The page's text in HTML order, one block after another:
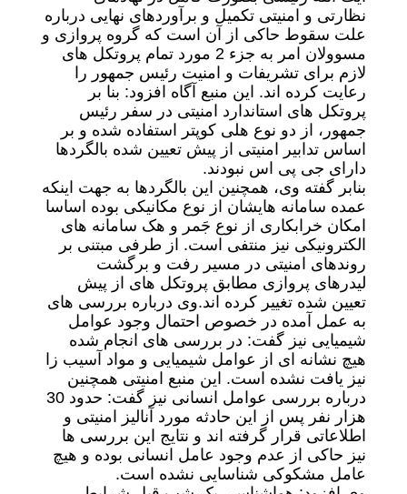
نظارتی و امنیتی تکمیل و برآوردهای نهایی درباره
علت سقوط حاکی از آن است که گروه پروازی و
مسوولان امر به جزء 2 مورد تمام پروتکل های
لازم برای تشریفات و امنیت رئیس جمهور را
رعایت کرده اند. این منبع آگاه افزود: بنا بر
پروتکل های استاندارد امنیتی در سفر رئیس
جمهور، از دو نوع هلی کوپتر استفاده شده و بر
اساس تدابیر امنیتی از پیش تعیین شده بالگردها
دارای جی پی اس نبودند.
بنابر گفته وی، همچنین این بالگردها به جهت اینکه
عمده سامانه هایشان از نوع مکانیکی بوده اساسا
امکان خرابکاری از نوع جَمر و هک سامانه های
الکترونیکی نیز منتفی است. از طرفی مبتنی بر
روندهای امنیتی در مسیر رفت و برگشت
لیدرهای پروازی مطابق پروتکل های از پیش
تعیین شده تغییر کرده اند.وی درباره بررسی های
به عمل آمده در خصوص احتمال وجود عوامل
شیمیایی نیز گفت: در بررسی های انجام شده
هیچ نشانه ای از عوامل شیمیایی و مواد آسیب زا
نیز یافت نشده است. این منبع امنیتی همچنین
درباره بررسی عوامل انسانی نیز گفت: حدود 30
هزار نفر پس از این حادثه مورد آنالیز امنیتی و
اطلاعاتی قرار گرفته اند و نتایج این بررسی ها
نیز حاکی از عدم وجود عامل انسانی بوده و هیچ
عامل مشکوکی شناسایی نشده است.